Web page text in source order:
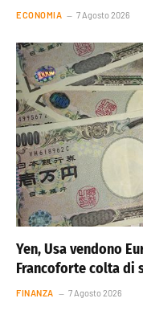
ECONOMIA 7 Agosto 2026
Yen, Usa vendono
Francoforte colta di
FINANZA 7 Agosto 2026